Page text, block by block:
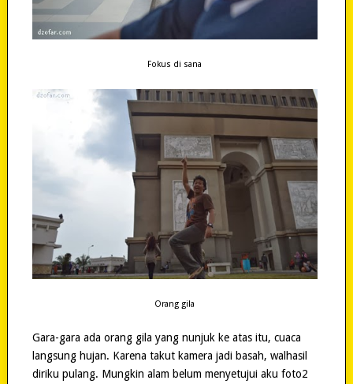
Fokus di sana
Orang gila
Gara-gara ada orang gila yang nunjuk ke atas itu, cuaca
langsung hujan. Karena takut kamera jadi basah, walhasil
diriku pulang. Mungkin alam belum menyetujui aku foto2